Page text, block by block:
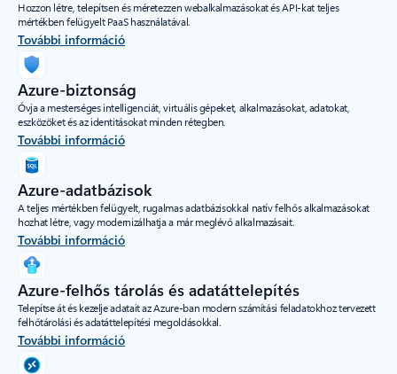
Hozzon létre, telepítsen és méretezzen webalkalmazásokat és API-kat teljes
mértékben felügyelt PaaS használatával.
További információ
Azure-biztonság
Óvja a mesterséges intelligenciát, virtuális gépeket, alkalmazásokat, adatokat,
eszközöket és az identitásokat minden rétegben.
További információ
Azure-adatbázisok
A teljes mértékben felügyelt, rugalmas adatbázisokkal natív felhős alkalmazásokat
hozhat létre, vagy modernizálhatja a már meglévő alkalmazásait.
További információ
Azure-felhős tárolás és adatáttelepítés
Telepítse át és kezelje adatait az Azure-ban modern számítási feladatokhoz tervezett
felhőtárolási és adatáttelepítési megoldásokkal.
További információ